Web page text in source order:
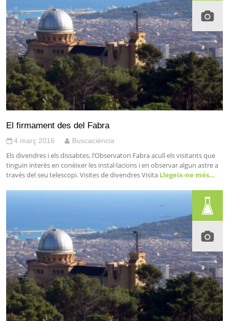
El firmament des del Fabra
4 març 2016 Buscaciència
Els divendres i els dissabtes, l’Observatori Fabra acull els visitants que
tinguin interès en conèixer les instal·lacions i en observar algun astre a
través del seu telescopi. Visites de divendres Visita Llegeix-ne més…